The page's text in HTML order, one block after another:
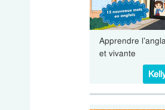
Apprendre
et vivante